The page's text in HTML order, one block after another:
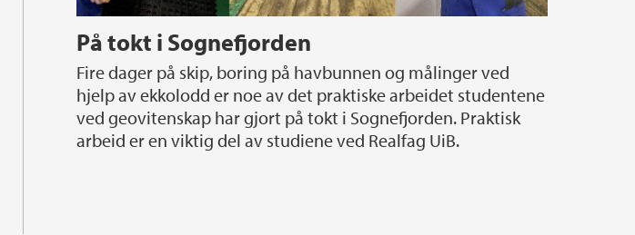
På tokt i Sognefjorden
Fire dager på skip, boring på havbunnen og målinger ved
hjelp av ekkolodd er noe av det praktiske arbeidet studentene
ved geovitenskap har gjort på tokt i Sognefjorden. Praktisk
arbeid er en viktig del av studiene ved Realfag UiB.